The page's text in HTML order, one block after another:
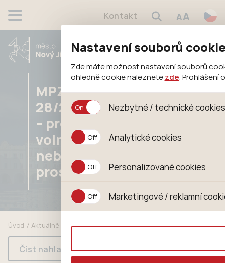
Nastavení souborů
Zde máte možnost nastavení souborů
ohledně cookie naleznete zde. Prohlášení
Nezbytné / technické cookies
Jedná se o technické soubory, které
jejich funkcí. Používají se mimo jiné k
Analytické cookies
Analytické cookies shromažďujeme
anonymizuje. Po anonymizaci se již
Personalizované cookies
Personalizované cookies jsou využívány
zajišťuje lepší nákupní zkušenosti. Díky
pomůže vyhnout se nevhodným
Marketingové / reklamní
Kontakt AA
MPZ
28/2026/OB
– pronájem
volného
nebytového
prostoru
Úvod Aktuálně
MPZ 28/2026/OB – pronájem volného
Číst nahlas